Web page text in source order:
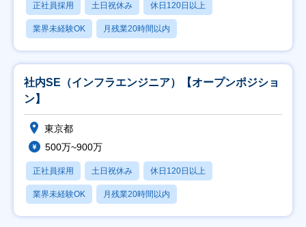
正社員採用 土日祝休み 休日120日以上
業界未経験OK 月残業20時間以内
社内SE（インフラエンジニア）【オープンポジショ
ン】
東京都
500万~900万
正社員採用 土日祝休み 休日120日以上
業界未経験OK 月残業20時間以内